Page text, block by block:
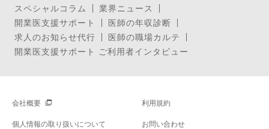
スペシャルコラム
業界ニュース
開業医支援サポート
医師の年収診断
求人のお知らせ代行
医師の職場カルテ
開業医支援サポート ご利用者インタビュー
会社概要 利用規約
個人情報の取り扱いについて お問い合わせ